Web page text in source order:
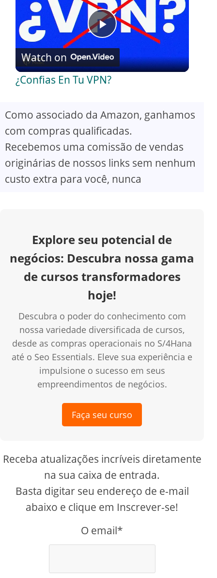
P
l
y
V
i
e
o
Watch on
¿Confias En Tu VPN?
Como associado da Amazon, ganhamos
com compras qualificadas.
Recebemos uma comissão de vendas
originárias de nossos links sem nenhum
custo extra para você, nunca
Explore seu potencial de
negócios: Descubra nossa gama
de cursos transformadores
hoje!
Descubra o poder do conhecimento com
nossa variedade diversificada de cursos,
desde as compras operacionais no S/4Hana
até o Seo Essentials. Eleve sua experiência e
impulsione o sucesso em seus
empreendimentos de negócios.
Faça seu curso
Receba atualizações incríveis diretamente
na sua caixa de entrada.
Basta digitar seu endereço de e-mail
abaixo e clique em Inscrever-se!
O email*